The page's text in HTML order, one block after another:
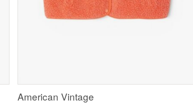
American Vintage